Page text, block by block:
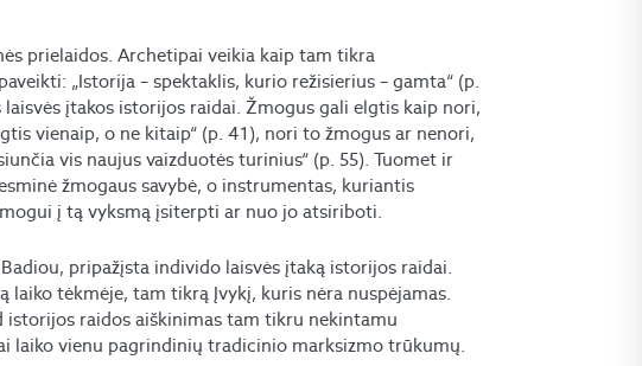
prielaidos. Archetipai veikia kaip tam tikra
„Istorija – spektaklis, kurio režisierius – gamta“ (p.
įtakos istorijos raidai. Žmogus gali elgtis kaip nori,
vienaip, o ne kitaip“ (p. 41), nori to žmogus ar nenori,
vis naujus vaizduotės turinius“ (p. 55). Tuomet ir
žmogaus savybė, o instrumentas, kuriantis
į tą vyksmą įsiterpti ar nuo jo atsiriboti.
pripažįsta individo laisvės įtaką istorijos raidai.
laiko tėkmėje, tam tikrą Įvykį, kuris nėra nuspėjamas.
istorijos raidos aiškinimas tam tikru nekintamu
laiko vienu pagrindinių tradicinio marksizmo trūkumų.